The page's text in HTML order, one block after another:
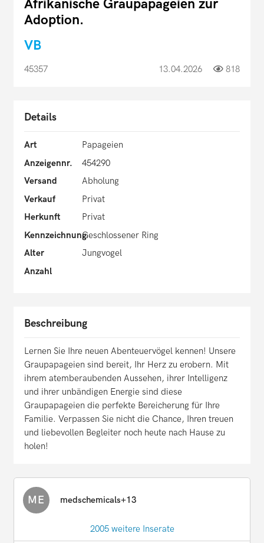
Afrikanische Graupapageien zur
Adoption.
VB
45357 13.04.2026 818
Details
Art
Papageien
Anzeigennr.
454290
Versand
Abholung
Verkauf
Privat
Herkunft
Privat
KennzeichnungGeschlossener Ring
Alter
Jungvogel
Anzahl
Beschreibung
Lernen Sie Ihre neuen Abenteuervögel kennen! Unsere
Graupapageien sind bereit, Ihr Herz zu erobern. Mit
ihrem atemberaubenden Aussehen, ihrer Intelligenz
und ihrer unbändigen Energie sind diese
Graupapageien die perfekte Bereicherung für Ihre
Familie. Verpassen Sie nicht die Chance, Ihren treuen
und liebevollen Begleiter noch heute nach Hause zu
holen!
ME medschemicals+13
2005 weitere Inserate